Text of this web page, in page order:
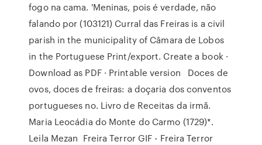
fogo na cama. 'Meninas, pois é verdade, não
falando por (103121) Curral das Freiras is a civil
parish in the municipality of Câmara de Lobos
in the Portuguese Print/export. Create a book ·
Download as PDF · Printable version Doces de
ovos, doces de freiras: a doçaria dos conventos
portugueses no. Livro de Receitas da irmã.
Maria Leocádia do Monte do Carmo (1729)*.
Leila Mezan Freira Terror GIF - Freira Terror